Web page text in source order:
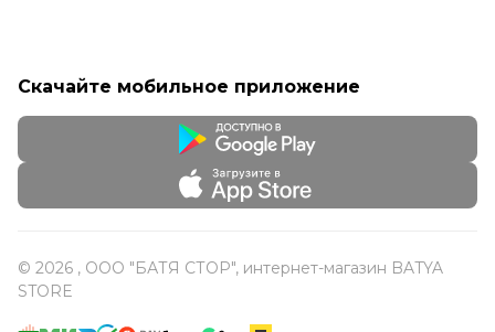
Скачайте мобильное приложение
© 2026 , ООО "БАТЯ СТОР", интернет-магазин BATYA
STORE